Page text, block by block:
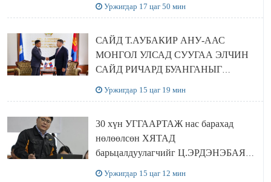
Уржигдар 17 цаг 50 мин
САЙД Т.АУБАКИР АНУ-ААС
МОНГОЛ УЛСАД СУУГАА ЭЛЧИН
САЙД РИЧАРД БУАНГАНЫГ
Уржигдар 15 цаг 19 мин
30 хүн УГГААРТАЖ нас барахад
нөлөөлсөн ХЯТАД
барьцалдуулагчийг Ц.ЭРДЭНЭБАЯР
Уржигдар 15 цаг 12 мин